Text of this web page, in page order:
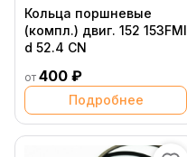
Кольца поршневые
(компл.) двиг. 152 153FMI
d 52.4 CN
от 400 ₽
Подробнее